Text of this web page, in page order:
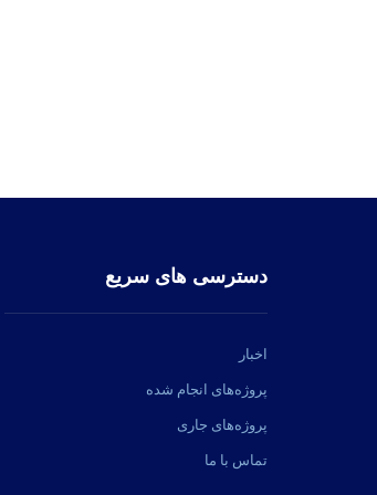
دسترسی های سریع
اخبار
پروژه‌های انجام شده
پروژه‌های جاری
تماس با ما